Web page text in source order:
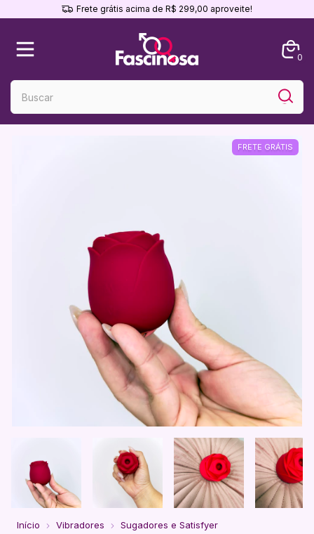
Frete grátis acima de R$ 299,00 aproveite!
0
FRETE GRÁTIS
Início Vibradores Sugadores e Satisfyer